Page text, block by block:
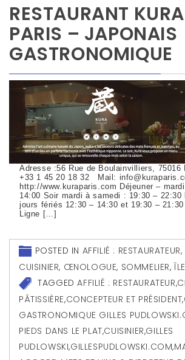
RESTAURANT
PARIS – JAPONAIS
GASTRONOMIQUE
Adresse :56 Rue de Boulainvilliers, 75016
+33 1 45 20 18 32 Mail:
http://www.kuraparis.com Déjeuner –
14:00 Soir mardi à samedi : 19:30 – 22:30
jours fériés 12:30 – 14:30 et 19:30 –
Ligne […]
POSTED IN AFFILIÉ :
CUISINIER, ŒNOLOGUE, SOMMELIER,
TAGGEDAFFILIÉ : RESTAURATEUR,
PÂTISSIÈRE,CONCEPTEUR ET PRÉSIDENT,
GASTRONOMIQUE GILLES
PIEDS DANS LE PLAT,CUISINIER,GILLES
PUDLOWSKI,GILLESPUDLOWSKI.COM,